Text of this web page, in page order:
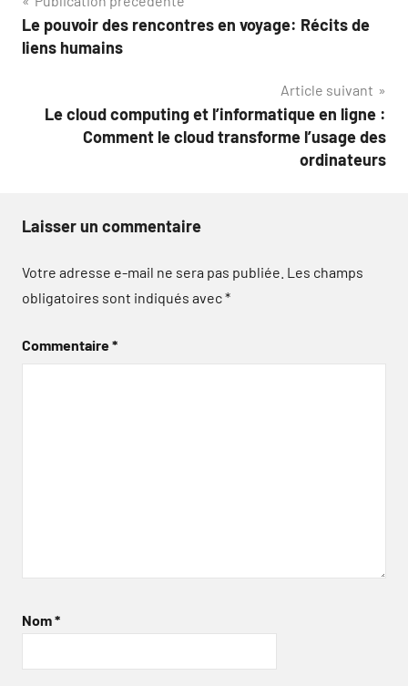
de
Le pouvoir des rencontres en voyage: Récits de
liens humains
Article suivant
Le cloud computing et l’informatique en ligne :
Comment le cloud transforme l’usage des
ordinateurs
Laisser un commentaire
Votre adresse e-mail ne sera pas publiée. Les champs
obligatoires sont indiqués avec*
Commentaire*
Nom*